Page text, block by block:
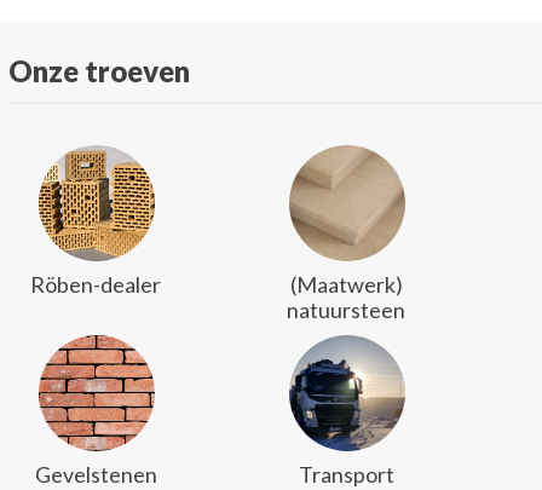
Onze troeven
Röben-dealer
(Maatwerk)
natuursteen
Gevelstenen Transport